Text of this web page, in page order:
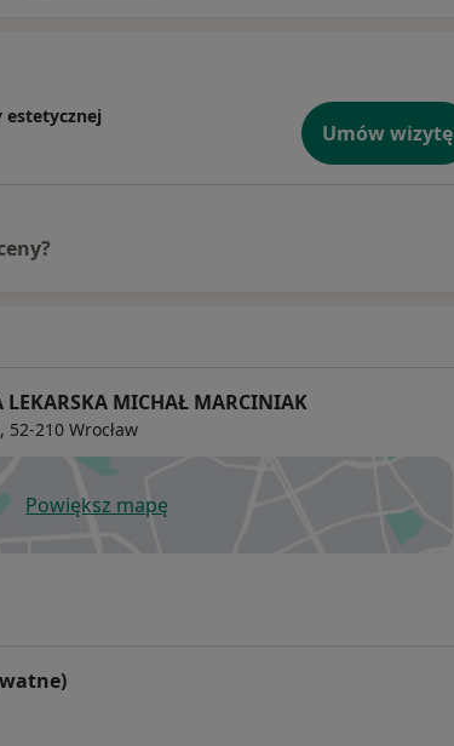
estetycznej
Umów wizytę
LEKARSKA MICHAŁ MARCINIAK
, 52-210 Wrocław
Powiększ mapęotwiera się w nowej karcie